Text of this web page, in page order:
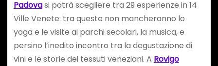
Padovasi potrà scegliere tra 29 esperienze in 14
Ville Venete: tra queste non mancheranno lo
yoga e le visite ai parchi secolari, la musica, e
persino l’inedito incontro tra la degustazione di
vini e le storie dei tessuti veneziani. A Rovigo